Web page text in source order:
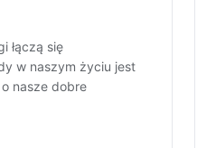
łączą się
w naszym życiu jest
nasze dobre